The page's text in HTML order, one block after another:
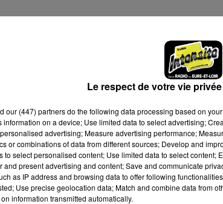
juin 2026 à 12h26
Le respect de votre vie
our (447) partnersdo the following data processing based on
information on a device; Use limited data to select advertising;
advertising; Measure advertising performance;
or combinations of data from different sources; Develop and
to select personalised content; Use limited data to select content;
and present advertising and content; Save and communicate
as IP address and browsing data to offer following
Use precise geolocation data; Match and combine data from
information transmitted automatically.